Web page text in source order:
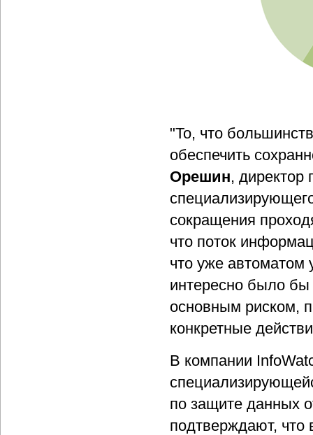
"То, что
обеспечить
Орешин, директор
сокращения
что поток
что уже
интересно было бы
основным риском,
конкретные
В компании
по защите данных
подтверждают, что